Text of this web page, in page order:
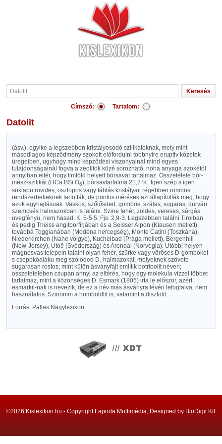
Címszó: Tartalom:
Datolit
(ásv.), egyike a legszebben kristályosodó szilikátoknak, mely mint
másodlagos képződmény szokott előfordulni többnyire eruptiv kőzetek
üregeiben, ugyhogy mind képződési viszonyainál mind egyes
tulajdonságainál fogva a zeolitok közé sorozható, noha anyaga azokétól
annyiban eltér, hogy timföld helyett bórsavat tartalmaz. Összetétele bór-
mész-szilikát (HCa BSi O6); bórsavtartalma 21,2 %. Igen szép s igen
soklapu rövides, oszlopos vagy táblás kristályait régebben rombos
rendszerbelieknek tartották, de pontos mérések azt állapították meg, hogy
azok egyhajlásuak. Vaskos, szőlősded, gömbös, szálas, sugaras, durván
szemcsés halmazokban is találni. Szine fehér, zöldes, vereses, sárgás,
üvegfényü, nem hasad. K. 5-5,5; Fjs. 2,9-3. Legszebben találni Tirolban
és pedig Theiss angitporfirjában és a Seisser Alpon (Klausen mellett),
továbbá Toggianában (Modéna hercegség), Monte Catini (Toszkána),
Niederkirchen (Nahe völgye), Kuchelbad (Prága mellett), Bergenhill
(New-Jersey), Utoë (Svédország) és Arendal (Norvégia). Utóbbi helyen
mágnesvas telepein találni olyan fehér, szürke vagy vöröses D-gömböket
s cseppkőalaku meg szőlőded D.-halmazokat, melyeknek szövete
sugarasan rostos; mint külön ásványfajt említik botrioolit néven;
összetételében csupán annyi az eltérés, hogy egy molekula vizzel többet
tartalmaz, mint a közönséges D. Esmark (1805) irta le először, azért
esmarkit-nak is nevezik, de ez a név más ásványra lévén lefoglalva, nem
használatos. Szinonim a humboldtit is, valamint a disztolit.
Forrás: Pallas Nagylexikon
©2026 Kislexikon.hu - Copyright Lapoda Multimédia, Designed by BioDigit Kft.